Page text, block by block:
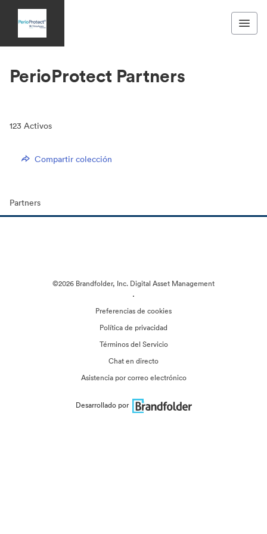
PerioProtect Partners
123 Activos
Compartir colección
Partners
©2026 Brandfolder, Inc. Digital Asset Management
·
Preferencias de cookies
Política de privacidad
Términos del Servicio
Chat en directo
Asistencia por correo electrónico
Desarrollado por